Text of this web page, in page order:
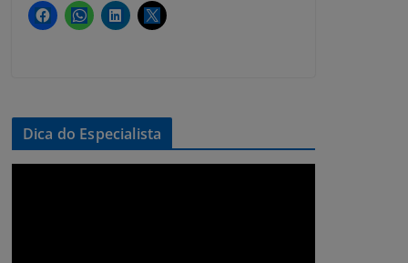
Dica do Especialista